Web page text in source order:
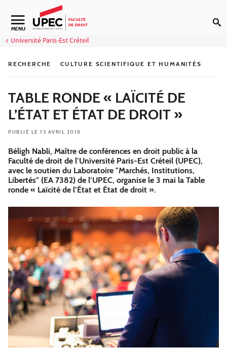
Aller au contenu
Navigation secondaire
MENU
Université Paris-Est Créteil
RECHERCHE CULTURE SCIENTIFIQUE ET HUMANITÉS
TABLE RONDE « LAÏCITÉ DE
L’ÉTAT ET ÉTAT DE DROIT »
PUBLIÉ LE 13 AVRIL 2018
Béligh Nabli, Maître de conférences en droit public à la
Faculté de droit de l’Université Paris-Est Créteil (UPEC),
avec le soutien du Laboratoire "Marchés, Institutions,
Libertés" (EA 7382) de l’UPEC, organise le 3 mai la Table
ronde « Laïcité de l’État et État de droit ».